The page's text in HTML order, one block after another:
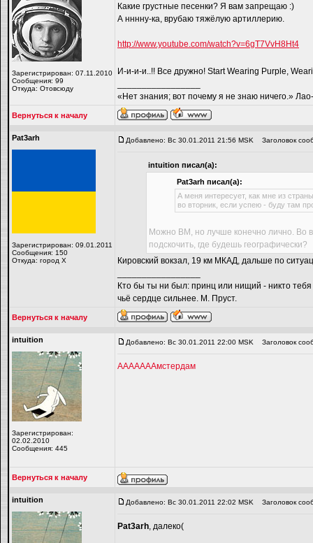
Зарегистрирован: 07.11.2010
Сообщения: 99
Откуда: Отовсюду
Какие грустные песенки? Я вам запрещаю :)
А нннну-ка, врубаю тяжёлую артиллерию.
http://www.youtube.com/watch?v=6gT7VvH8Ht4
И-и-и-и..!! Все дружно! Start Wearing Purple,
«Нет знания; вот почему я не знаю ничего.»
Вернуться к началу
Pat3arh
Зарегистрирован: 09.01.2011
Сообщения: 150
Откуда: город Х
Добавлено: Вс 30.01.2011 21:56 MSK Заголовок
intuition писал(а):
Pat3arh писал(а):
А меня интересует, как мне из
во вторник, если успею - буду там
Можно ВМ, но лучше конечно лично. Во
подскочить, где будешь географически?
Кировский вокзал, 19 км МКАД, дальше по
Кто бы ты ни был: принц или нищий - никто
чьё сердце сильнее. М. Пруст.
Вернуться к началу
intuition
Зарегистрирован:
02.02.2010
Сообщения: 445
Добавлено: Вс 30.01.2011 22:00 MSK Заголовок
АААААААмстердам
Вернуться к началу
intuition Добавлено: Вс 30.01.2011 22:02 MSK Заголовок
Pat3arh, далеко(